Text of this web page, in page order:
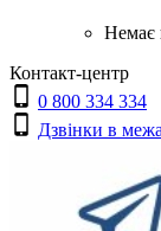
Немає
Контакт-центр
0 800 334 334
Дзвінки в